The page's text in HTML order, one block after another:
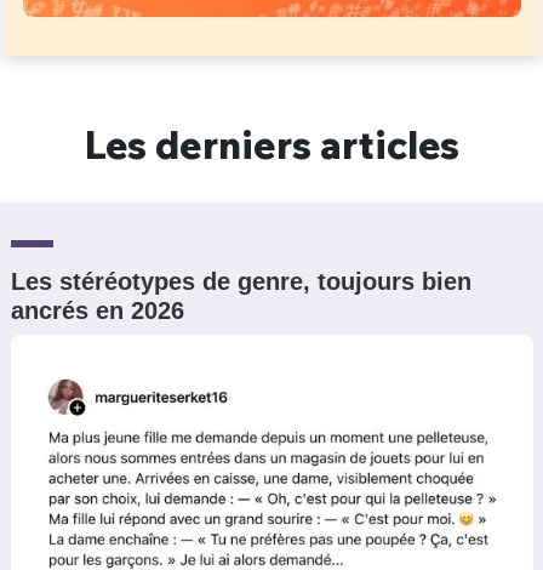
Les derniers articles
Les stéréotypes de genre, toujours bien
ancrés en 2026